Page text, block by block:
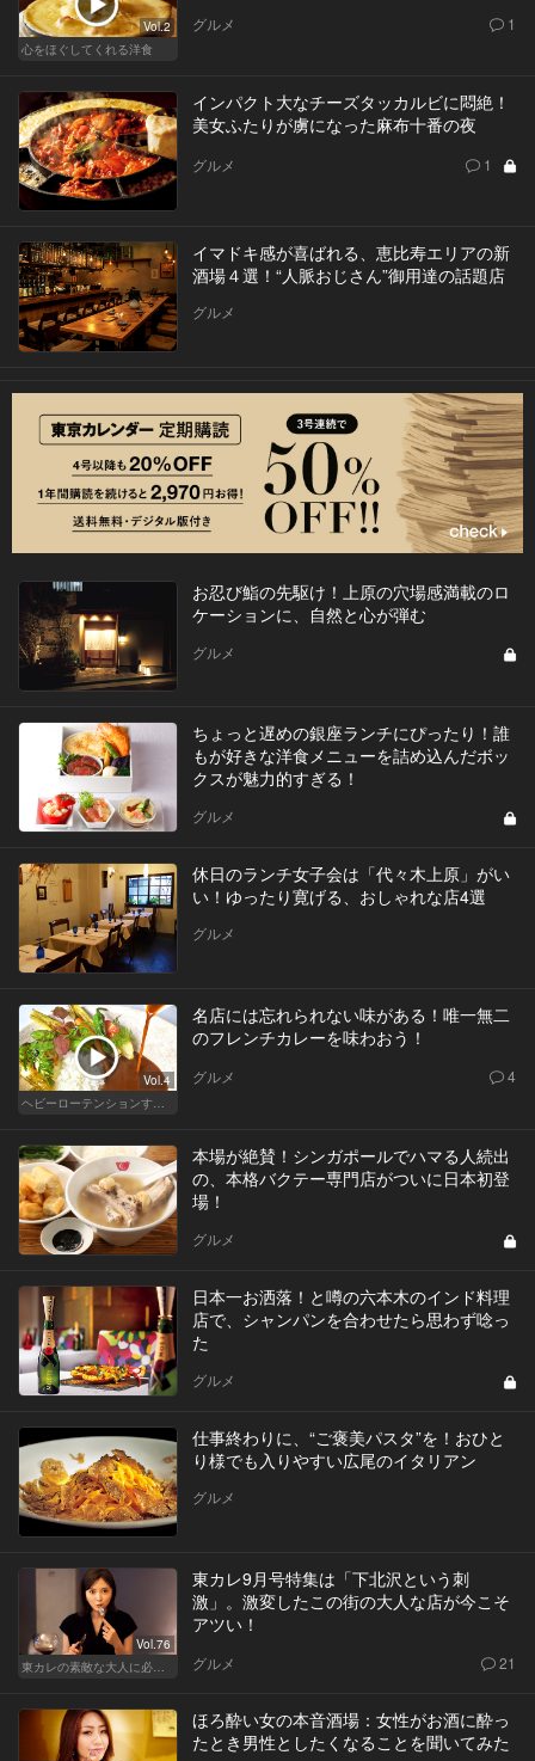
Vol.2
心をほぐしてくれる洋食
グルメ 1
インパクト大なチーズタッカルビに悶絶！
美女ふたりが虜になった麻布十番の夜
グルメ 1
イマドキ感が喜ばれる、恵比寿エリアの新
酒場４選！“人脈おじさん”御用達の話題店
グルメ
お忍び鮨の先駆け！上原の穴場感満載のロ
ケーションに、自然と心が弾む
グルメ
ちょっと遅めの銀座ランチにぴったり！誰
もが好きな洋食メニューを詰め込んだボッ
クスが魅力的すぎる！
グルメ
休日のランチ女子会は「代々木上原」がい
い！ゆったり寛げる、おしゃれな店4選
グルメ
Vol.4
ヘビーローテンションするカレー
名店には忘れられない味がある！唯一無二
のフレンチカレーを味わおう！
グルメ 4
本場が絶賛！シンガポールでハマる人続出
の、本格バクテー専門店がついに日本初登
場！
グルメ
日本一お洒落！と噂の六本木のインド料理
店で、シャンパンを合わせたら思わず唸っ
た
グルメ
仕事終わりに、“ご褒美パスタ”を！おひと
り様でも入りやすい広尾のイタリアン
グルメ
Vol.76
東カレ9月号特集は「下北沢という刺
激」。激変したこの街の大人な店が今こそ
アツい！
グルメ 21
ほろ酔い女の本音酒場：女性がお酒に酔っ
たとき男性としたくなることを聞いてみた